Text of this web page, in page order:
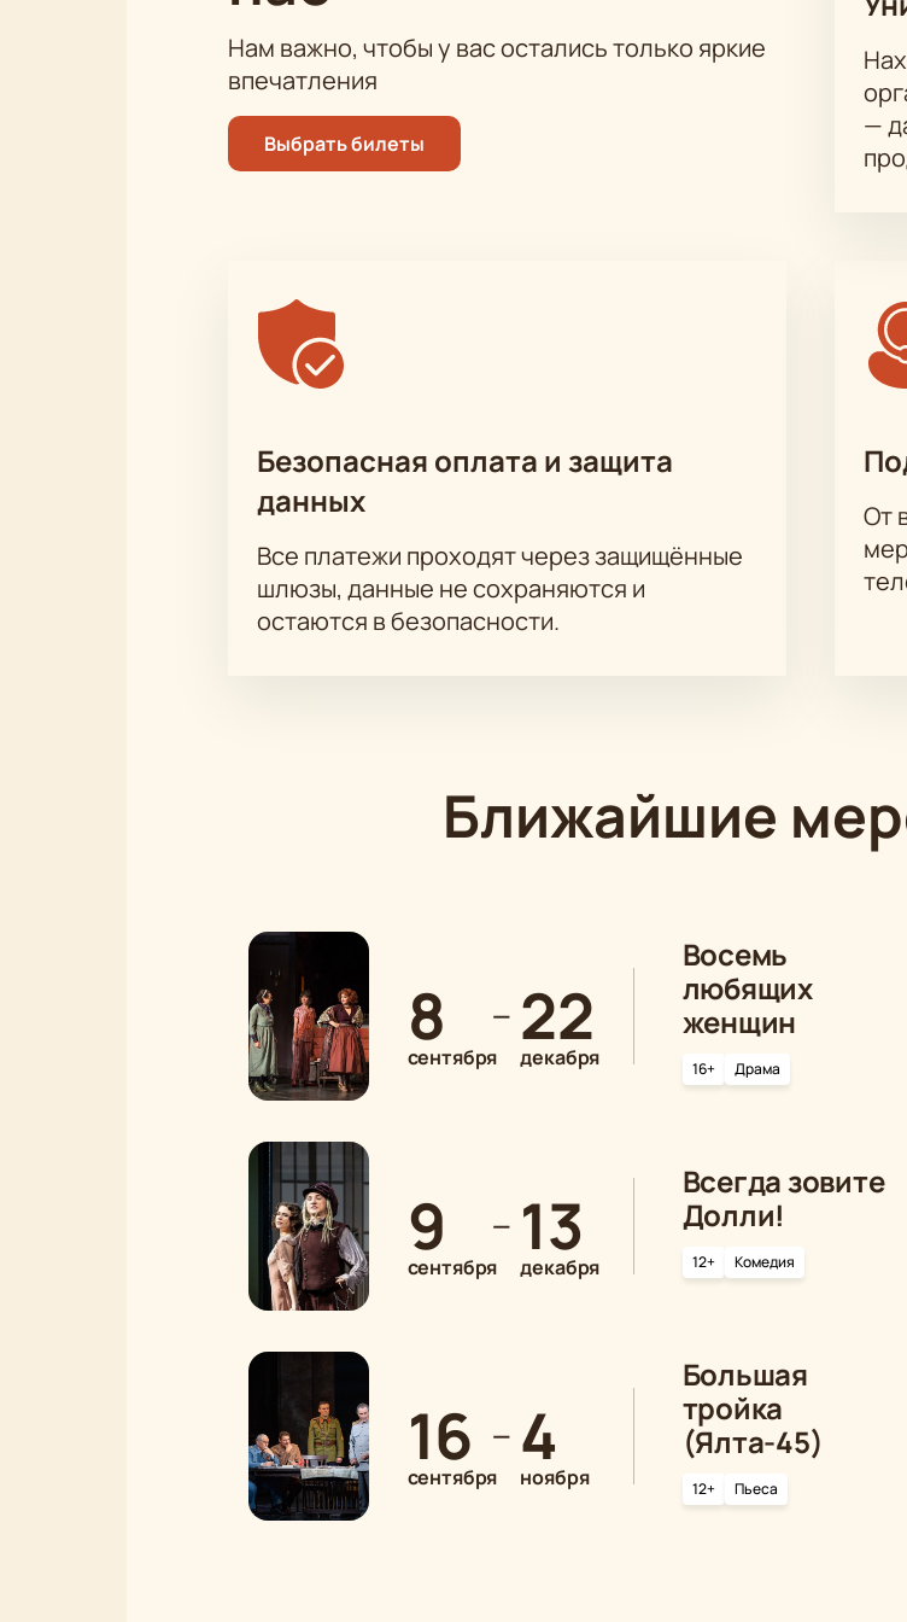
Нам важно, чтобы у вас остались только яркие
впечатления
Выбрать билеты
—
Безопасная оплата и защита
данных
Все платежи проходят через защищённые
шлюзы, данные не сохраняются и
остаются в безопасности.
От
Ближайшие
8
сентября
— 22
декабря
Восемь
любящих
женщин
16+ Драма
9
сентября
— 13
декабря
Всегда зовите
Долли!
12+ Комедия
16
сентября
— 4
ноября
Большая
тройка
(Ялта-45)
12+ Пьеса